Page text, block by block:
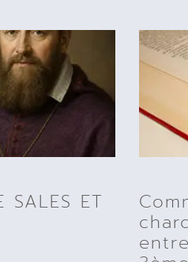
SALES ET